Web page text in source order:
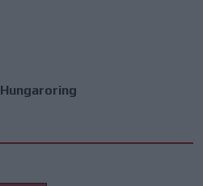
Hungaroring